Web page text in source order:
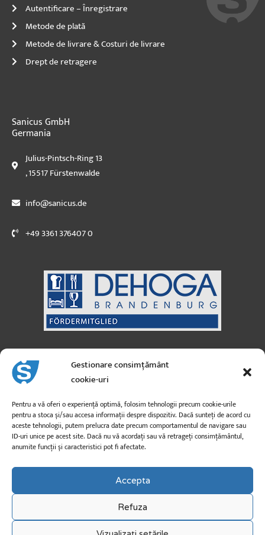
Gestionare consimțământ
cookie-uri
Pentru a vă oferi o experiență optimă, folosim tehnologii precum cookie-urile
pentru a stoca și/sau accesa informații despre dispozitiv. Dacă sunteți de acord cu
aceste tehnologii, putem prelucra date precum comportamentul de navigare sau
ID-uri unice pe acest site. Dacă nu vă acordați sau vă retrageți consimțământul,
anumite funcții și caracteristici pot fi afectate.
Accepta
Refuza
Autentificare – Înregistrare
Metode de plată
Metode de livrare & Costuri de livrare
Drept de retragere
Sanicus GmbH
Germania
Julius-Pintsch-Ring 13
, 15517 Fürstenwalde
info@sanicus.de
+49 3361 376407 0
Sanicus GmbH
Austria
A-5101 Bergheim
info@sanicus.at
+43 662 260 26